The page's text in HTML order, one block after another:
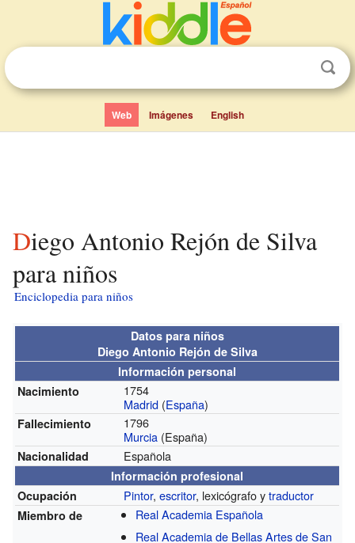
Web Imágenes English
Diego Antonio Rejón de Silva
para niños
Enciclopedia para niños
Datos para niños
Diego Antonio Rejón de Silva
Información personal
Nacimiento
1754
Madrid (España)
Fallecimiento
1796
Murcia (España)
Nacionalidad Española
Información profesional
Ocupación
Pintor,escritor, lexicógrafo ytraductor
Miembro de
Real Academia Española
Real Academia de Bellas Artes de San